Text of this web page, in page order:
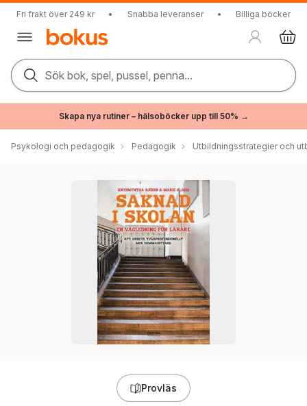
Fri frakt över 249 kr • Snabba leveranser • Billiga böcker
Sök bok, spel, pussel, penna...
Skapa nya rutiner – hälsoböcker upp till 50% →
Psykologi och pedagogik Pedagogik Utbildningsstrategier och
Provläs